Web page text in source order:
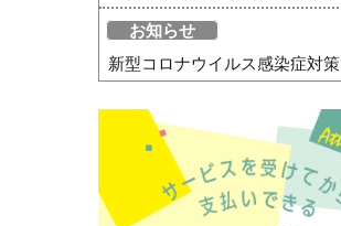
お知らせ
新型コロナウイルス感染症対